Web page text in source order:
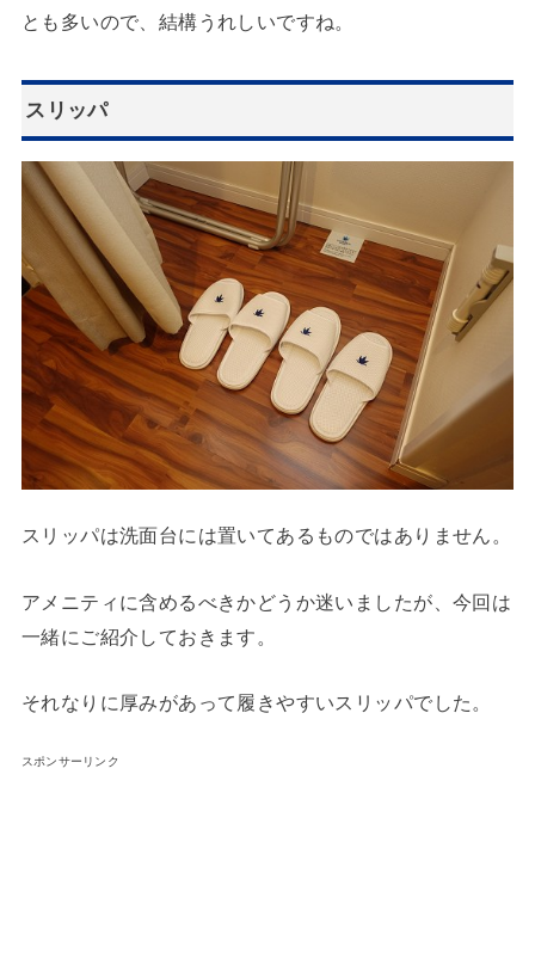
とも多いので、結構うれしいですね。
スリッパ
スリッパは洗面台には置いてあるものではありません。
アメニティに含めるべきかどうか迷いましたが、今回は
一緒にご紹介しておきます。
それなりに厚みがあって履きやすいスリッパでした。
スポンサーリンク